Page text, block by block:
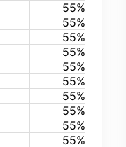
55%
55%
55%
55%
55%
55%
55%
55%
55%
55%